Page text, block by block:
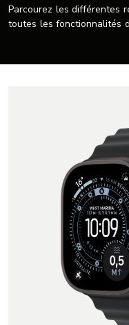
Parcourez les différentes
toutes les fonctionnalités